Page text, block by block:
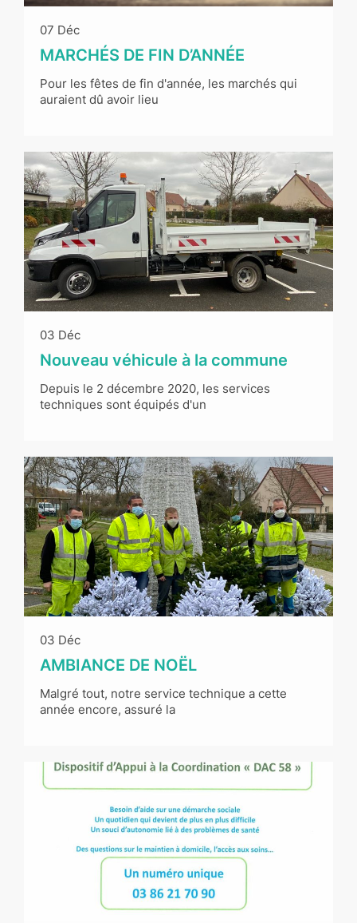
07 Déc
MARCHÉS DE FIN D’ANNÉE
Pour les fêtes de fin d'année, les marchés qui
auraient dû avoir lieu
03 Déc
Nouveau véhicule à la commune
Depuis le 2 décembre 2020, les services
techniques sont équipés d'un
03 Déc
AMBIANCE DE NOËL
Malgré tout, notre service technique a cette
année encore, assuré la